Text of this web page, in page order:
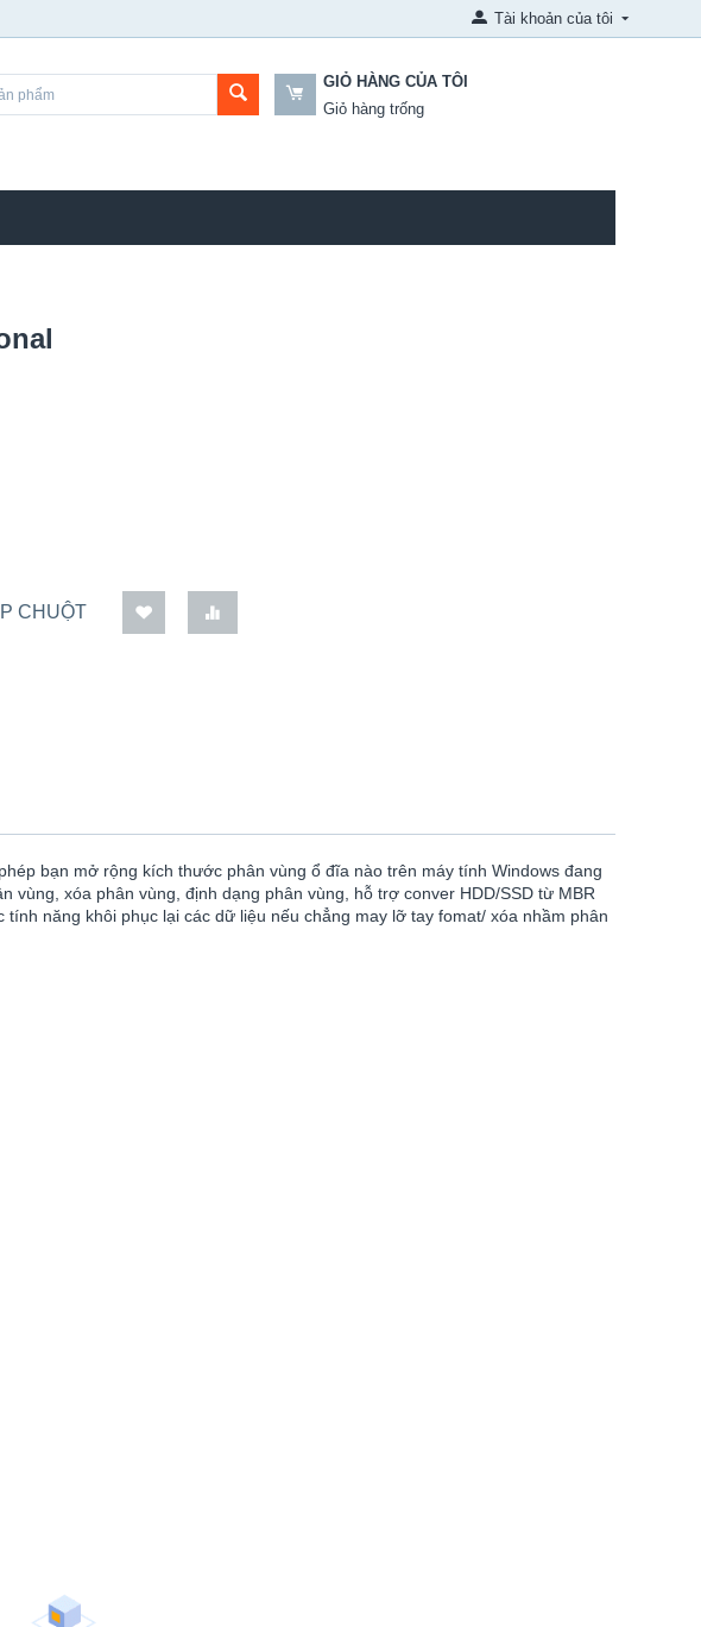
Tài khoản của tôi
GIỎ HÀNG CỦA TÔI
Giỏ hàng trống
CHUỘT
bạn mở rộng kích thước phân vùng ổ đĩa nào trên máy tính Windows đang
xóa phân vùng, định dạng phân vùng, hỗ trợ conver HDD/SSD từ MBR
năng khôi phục lại các dữ liệu nếu chẳng may lỡ tay fomat/ xóa nhầm phân